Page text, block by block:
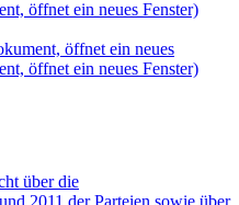
öffnet ein neues Fenster)
öffnet ein neues
öffnet ein neues Fenster)
über die